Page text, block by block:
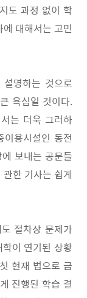
도 과정 없이 학
대해서는 고민
명하는 것으로
욕심일 것이다.
는 더욱 그러하
용시설인 동전
보내는 공문들
한 기사는 쉽게
절차상 문제가
이 연기된 상황
현재 법으로 금
진행된 학습 결